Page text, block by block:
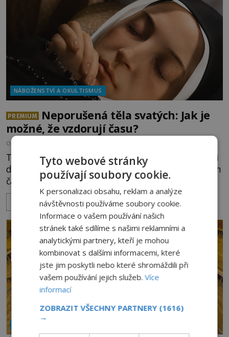
NÁBOŽENSTVÍ A OKULTISMUS
PREMIUM
Neporušená těla svatých: Jak je
možné, že vzdorují času?
OD
Těla mnohých světců se zázračně nerozkládají ani
desítky či stovky let po jejich smrti, ačkoliv na nich
často nebylo provedeno balzamování či jiné
pokusy o konzervaci. Neporušené ostatky bývají
považovány za důkaz svatosti zemřelých. Jaké
tajemné síly těla významných náboženských
osobností ochraňují? Na hřbitově u kláštera
Milosrdných
ZOBRAZIT VÍCE
Tyto webové stránky
používají soubory cookie.
K personalizaci obsahu, reklam a analýze
návštěvnosti používáme soubory cookie.
Informace o vašem používání našich
stránek také sdílíme s našimi reklamními a
analytickými partnery, kteří je mohou
kombinovat s dalšími informacemi, které
jste jim poskytli nebo které shromáždili při
vašem používání jejich služeb.Více
informací
ZOBRAZIT VŠECHNY PARTNERY (1616)
→